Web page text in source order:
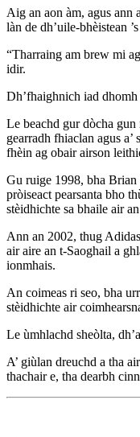
Aig an aon àm, agus ann
làn de dh’uile-bhèistean
“Tharraing am brew mi
idir.
Dh’fhaighnich iad dhomh
Le beachd gur dòcha
gearradh fhiaclan agus
fhèin ag obair airson
Gu ruige 1998, bha Brian
pròiseact pearsanta bho
stèidhichte sa bhaile air
Ann an 2002, thug
air aire an t-Saoghail a
ionmhais.
An coimeas ri seo, bha
stèidhichte air
Le ùmhlachd sheòlta,
A’ giùlan dreuchd a tha
thachair e, tha dearbh